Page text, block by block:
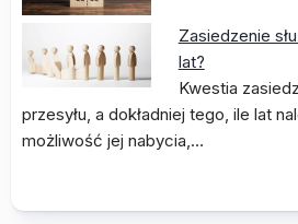
Zasiedzenie
lat?
Kwestia
przesyłu, a dokładniej tego, ile lat
możliwość jej nabycia,…